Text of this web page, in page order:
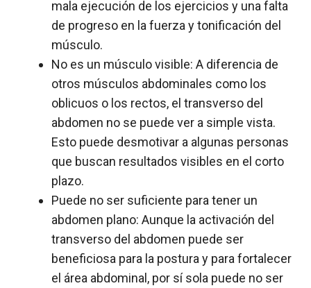
mala ejecución de los ejercicios y una falta
de progreso en la fuerza y tonificación del
músculo.
No es un músculo visible: A diferencia de
otros músculos abdominales como los
oblicuos o los rectos, el transverso del
abdomen no se puede ver a simple vista.
Esto puede desmotivar a algunas personas
que buscan resultados visibles en el corto
plazo.
Puede no ser suficiente para tener un
abdomen plano: Aunque la activación del
transverso del abdomen puede ser
beneficiosa para la postura y para fortalecer
el área abdominal, por sí sola puede no ser